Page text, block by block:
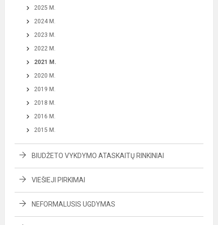
2025 M.
2024 M.
2023 M.
2022 M.
2021 M.
2020 M.
2019 M.
2018 M.
2016 M.
2015 M.
BIUDŽETO VYKDYMO ATASKAITŲ RINKINIAI
VIEŠIEJI PIRKIMAI
NEFORMALUSIS UGDYMAS